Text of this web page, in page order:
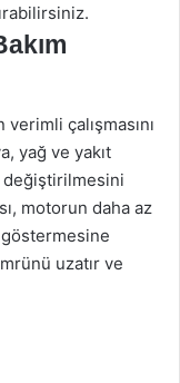
çalışmasını
yağ ve yakıt
motorun daha az
uzatır ve